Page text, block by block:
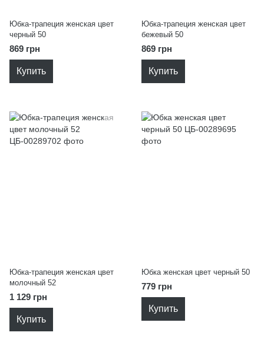
Юбка-трапеция женская цвет
черный 50
869 грн
Купить
Юбка-трапеция женская цвет
бежевый 50
869 грн
Купить
Юбка-трапеция женская цвет
молочный 52
1 129 грн
Купить
Юбка женская цвет черный 50
779 грн
Купить